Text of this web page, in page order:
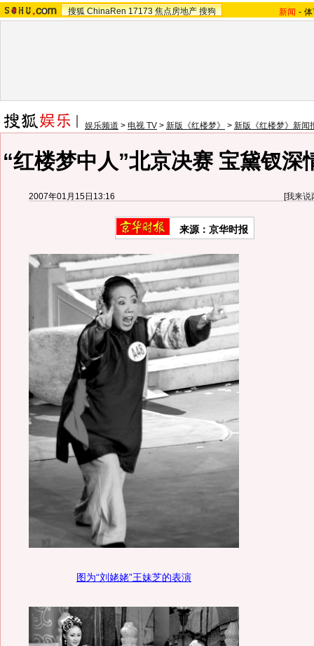
搜狐 ChinaRen 17173 焦点房地产 搜狗 新闻 -
娱乐频道 > 电视 TV > 新版《红楼梦》 > 新版《红楼梦》新闻
“红楼梦中人”北京决赛 宝黛钗深
2007年01月15日13:16 [我来说
来源：京华时报
图为“刘姥姥”王妹芝的表演